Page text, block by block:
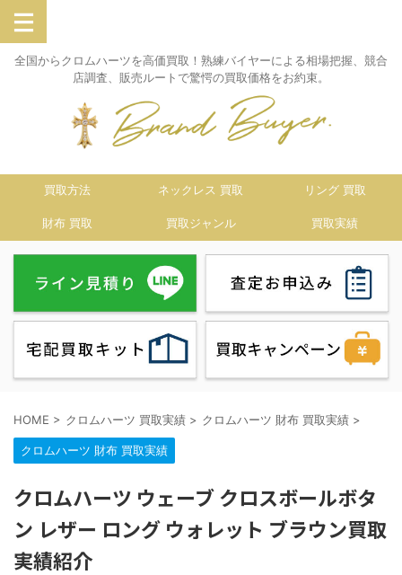
全国からクロムハーツを高価買取！熟練バイヤーによる相場把握、競合
店調査、販売ルートで驚愕の買取価格をお約束。
買取方法 ネックレス 買取 リング 買取
財布 買取 買取ジャンル 買取実績
HOME > クロムハーツ 買取実績 > クロムハーツ 財布 買取実績 >
クロムハーツ 財布 買取実績
クロムハーツ ウェーブ クロスボールボタ
ン レザー ロング ウォレット ブラウン買取
実績紹介